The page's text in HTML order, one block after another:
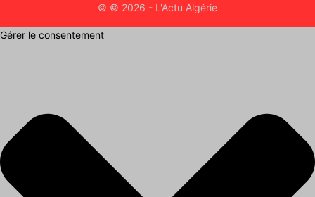
© © 2026 - L'Actu Algérie
Gérer le consentement